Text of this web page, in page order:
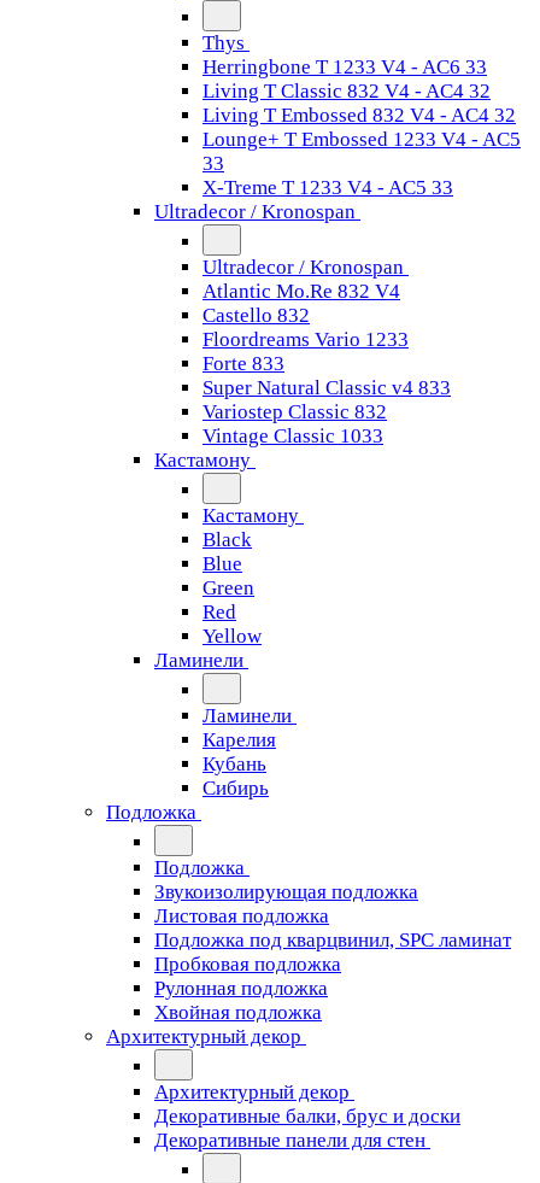
Thys
Herringbone T 1233 V4 - AC6 33
Living T Classic 832 V4 - AC4 32
Living T Embossed 832 V4 - AC4 32
Lounge+ T Embossed 1233 V4 - AC5
33
X-Treme T 1233 V4 - AC5 33
Ultradecor / Kronospan
Ultradecor / Kronospan
Atlantic Mo.Re 832 V4
Castello 832
Floordreams Vario 1233
Forte 833
Super Natural Classic v4 833
Variostep Classic 832
Vintage Classic 1033
Кастамону
Кастамону
Black
Blue
Green
Red
Yellow
Ламинели
Ламинели
Карелия
Кубань
Сибирь
Подложка
Подложка
Звукоизолирующая подложка
Листовая подложка
Подложка под кварцвинил, SPC ламинат
Пробковая подложка
Рулонная подложка
Хвойная подложка
Архитектурный декор
Архитектурный декор
Декоративные балки, брус и доски
Декоративные панели для стен